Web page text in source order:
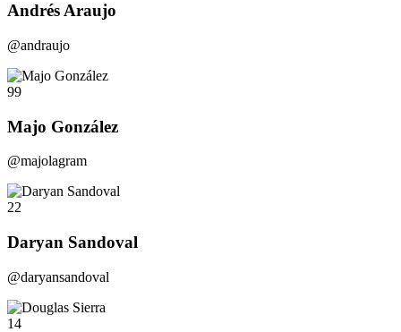
Andrés Araujo
@andraujo
99
Majo González
@majolagram
22
Daryan Sandoval
@daryansandoval
14